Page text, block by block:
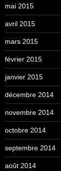
mai 2015
avril 2015
mars 2015
février 2015
janvier 2015
décembre 2014
novembre 2014
octobre 2014
septembre 2014
août 2014